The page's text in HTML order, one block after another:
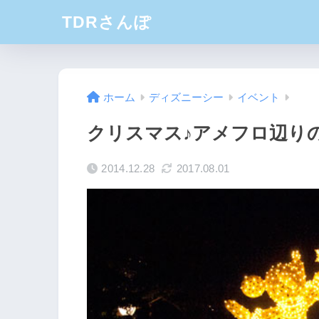
TDRさんぽ
ホーム ディズニーシー イベント
クリスマス♪アメフロ辺り
2014.12.28 2017.08.01